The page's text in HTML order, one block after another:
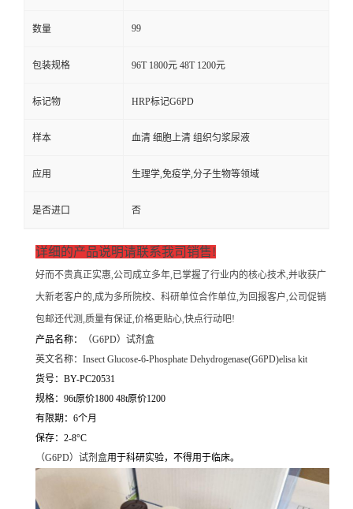
数量 99
包装规格 96T 1800元 48T 1200元
标记物 HRP标记G6PD
样本 血清 细胞上清 组织匀浆尿液
应用 生理学,免疫学,分子生物等领域
是否进口 否
详细的产品说明请联系我司销售!
好而不贵真正实惠,公司成立多年,已掌握了行业内的核心技术,并收获广
大新老客户的,成为多所院校、科研单位合作单位,为回报客户,公司促销
包邮还代测,质量有保证,价格更贴心,快点行动吧!
产品名称：
（G6PD）试剂盒
英文名称： Insect Glucose-6-Phosphate Dehydrogenase(G6PD)elisa kit
货号：BY-PC20531
规格：96t原价1800 48t原价1200
有限期：6个月
保存：2-8°C
（G6PD）试剂盒用于科研实验，不得用于临床。